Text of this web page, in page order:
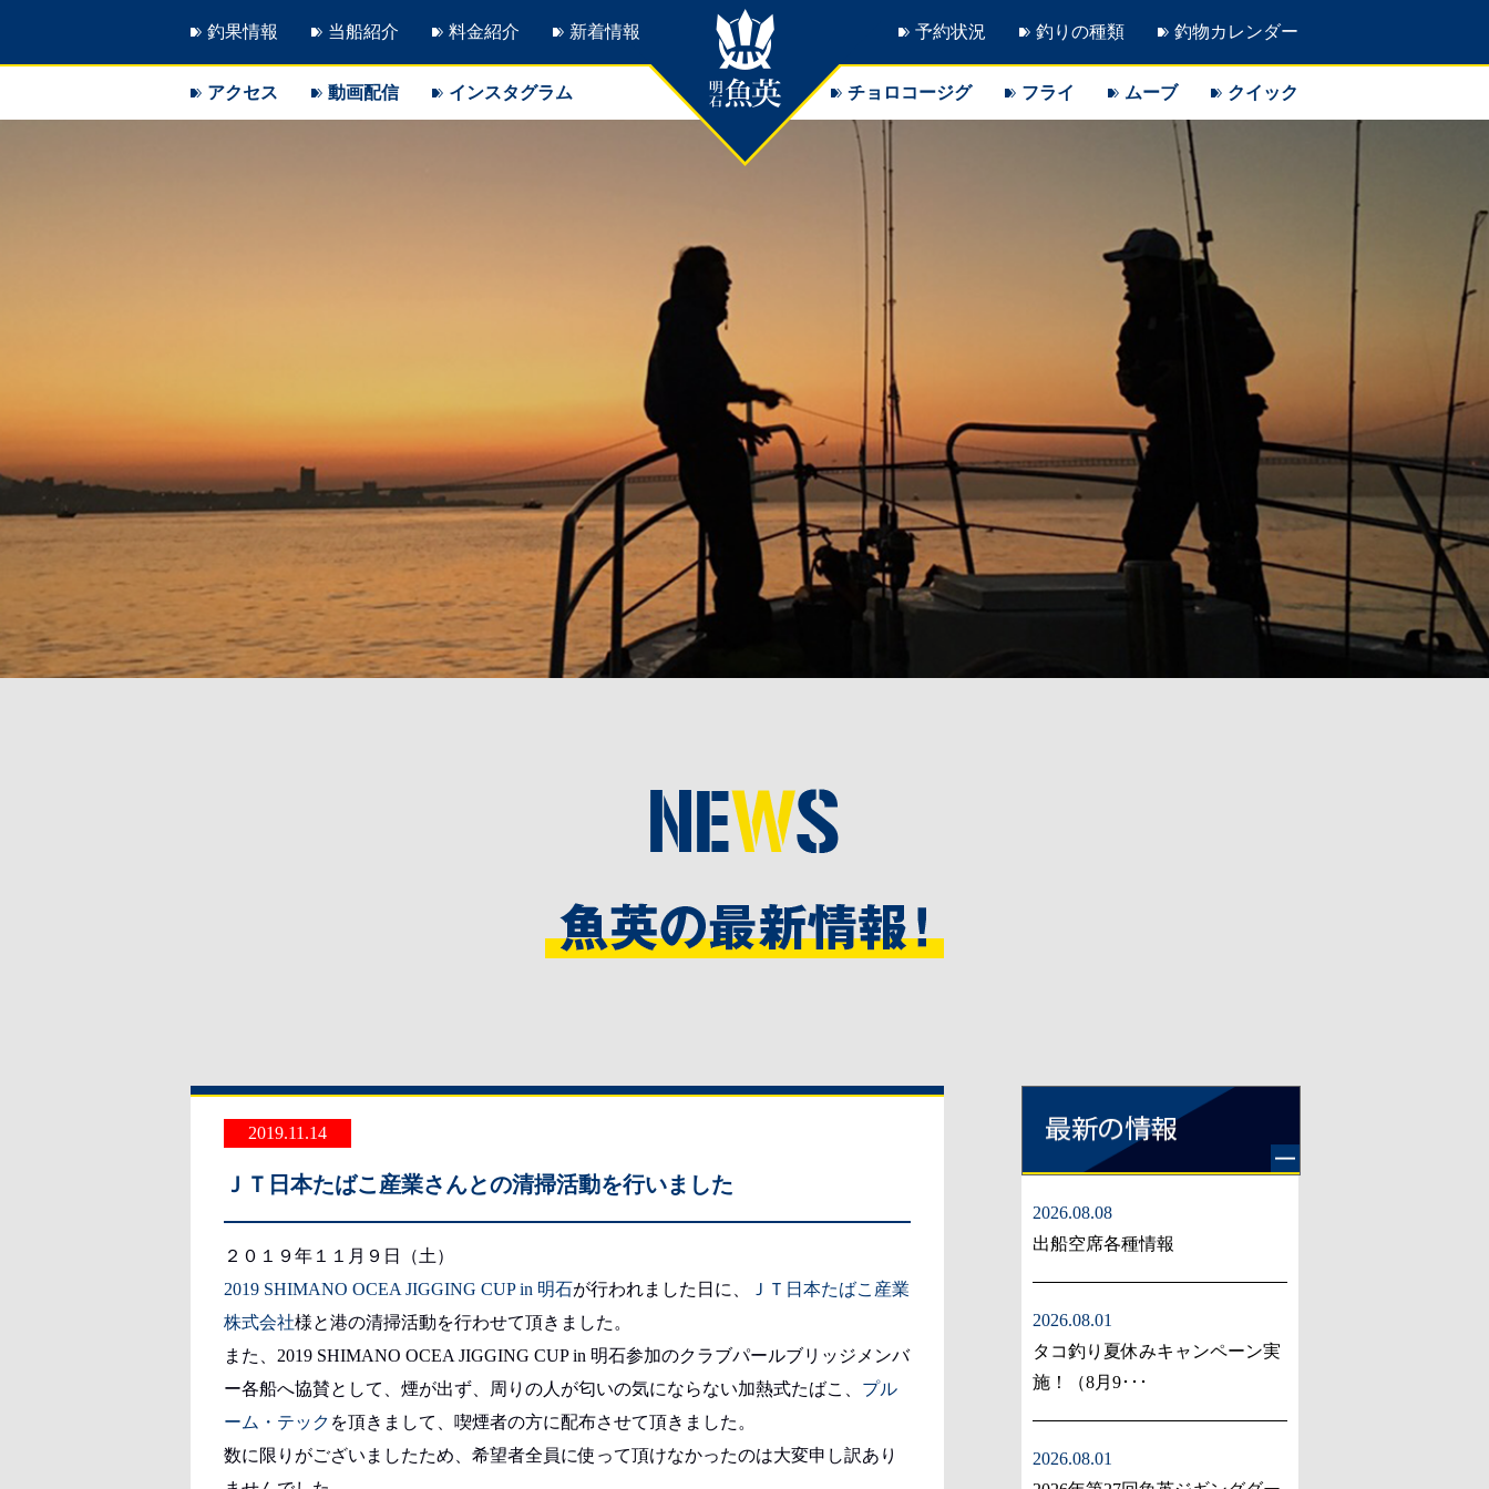
釣果情報 当船紹介 料金紹介 新着情報 予約状況 釣りの種類 釣物カレンダー
アクセス 動画配信 インスタグラム チョロコージグ フライ ムーブ クイック
2019.11.14
ＪＴ日本たばこ産業さんとの清掃活動を行いました
２０１９年１１月９日（土）
2019 SHIMANO OCEA JIGGING CUP in 明石が行われました日に、
ＪＴ日本たばこ産業
株式会社様と港の清掃活動を行わせて頂きました。
また、2019 SHIMANO OCEA JIGGING CUP in 明石参加のクラブパールブリッジメンバ
ー各船へ協賛として、煙が出ず、周りの人が匂いの気にならない加熱式たばこ、 プル
ーム・テック を頂きまして、喫煙者の方に配布させて頂きました。
数に限りがございましたため、希望者全員に使って頂けなかったのは大変申し訳あり
2026.08.08
出船空席各種情報
2026.08.01
タコ釣り夏休みキャンペーン実
施！（8月9･･･
2026.08.01